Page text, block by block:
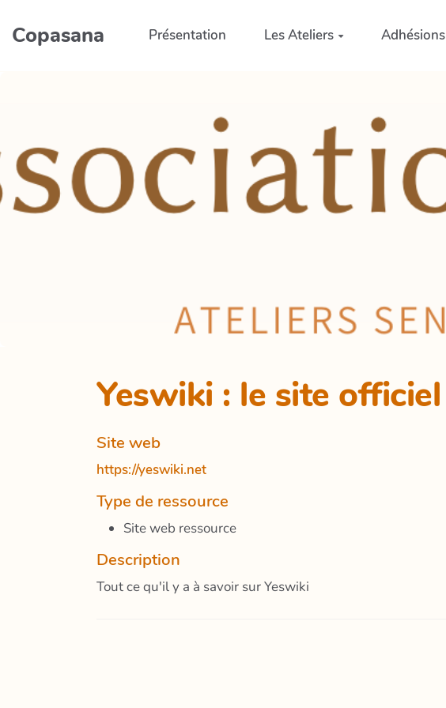
Copasana Présentation Les Ateliers Adhésions
Yeswiki : le site officiel
Site web
https://yeswiki.net
Type de ressource
Site web ressource
Description
Tout ce qu'il y a à savoir sur Yeswiki